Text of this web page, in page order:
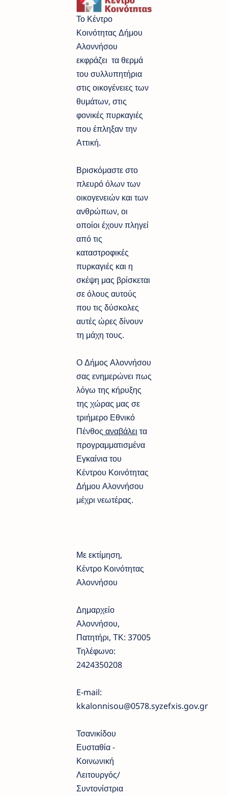
Το Κέντρο
Κοινότητας Δήμου
Αλοννήσου
εκφράζει τα θερμά
του συλλυπητήρια
στις οικογένειες των
θυμάτων, στις
φονικές πυρκαγιές
που έπληξαν την
Αττική.
Βρισκόμαστε στο
πλευρό όλων των
οικογενειών και των
ανθρώπων, οι
οποίοι έχουν πληγεί
από τις
καταστροφικές
πυρκαγιές και η
σκέψη μας βρίσκεται
σε όλους αυτούς
που τις δύσκολες
αυτές ώρες δίνουν
τη μάχη τους.
Ο Δήμος Αλοννήσου
σας ενημερώνει πως
λόγω της κήρυξης
της χώρας μας σε
τριήμερο Εθνικό
Πένθος αναβάλει τα
προγραμματισμένα
Εγκαίνια του
Κέντρου Κοινότητας
Δήμου Αλοννήσου
μέχρι νεωτέρας.
Με εκτίμηση,
Κέντρο Κοινότητας
Αλοννήσου
Δημαρχείο
Αλοννήσου,
Πατητήρι, ΤΚ: 37005
Τηλέφωνο:
2424350208
E-mail:
kkalonnisou@0578.syzefxis.gov.gr
Τσανικίδου
Ευσταθία -
Κοινωνική
Λειτουργός/
Συντονίστρια